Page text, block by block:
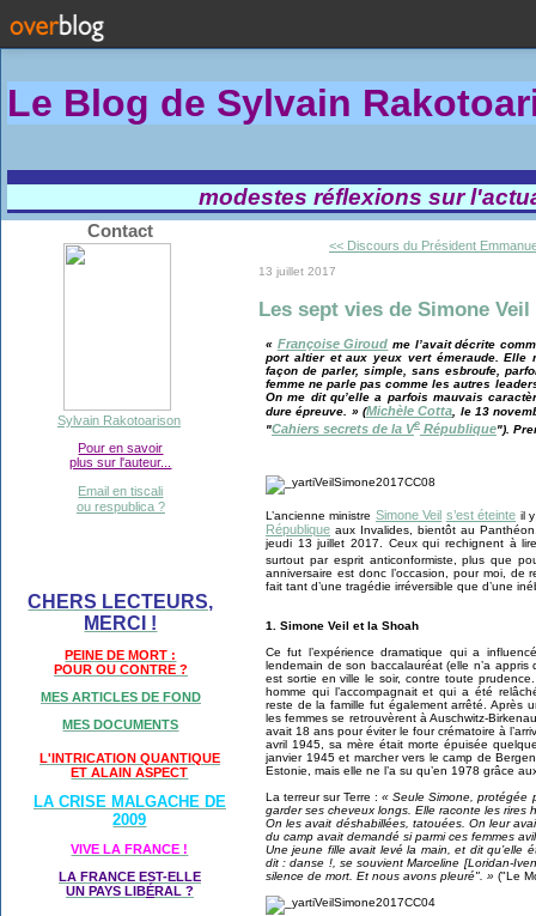
Le Blog de Sylvain Rakotoa
modestes réflexions sur
Contact
Sylvain Rakotoarison
Pour en savoir
plus sur l'auteur...
Email en tiscali
ou respublica ?
CHERS LECTEURS,
MERCI !
PEINE DE MORT :
POUR OU CONTRE ?
MES ARTICLES DE FOND
MES DOCUMENTS
L'INTRICATION QUANTIQUE
ET ALAIN ASPECT
LA CRISE MALGACHE DE
2009
VIVE LA FRANCE !
LA FRANCE EST-ELLE
UN PAYS LIBÉRAL ?
<< Discours du Président
13 juillet 2017
Les sept vies de Simone Veil
« Françoise Giroud me l’avait décrite
port altier et aux yeux vert émeraude. Elle
façon de parler, simple, sans esbroufe,
femme ne parle pas comme les autres
On me dit qu’elle a parfois mauvais
dure épreuve. » (Michèle Cotta , le 13
"Cahiers secrets de la Ve République").
L’ancienne ministre Simone Veil s’est éteinte il
République aux Invalides, bientôt au
jeudi 13 juillet 2017. Ceux qui rechignent à
surtout par esprit anticonformiste, plus que
anniversaire est donc l’occasion, pour moi, de
fait tant d’une tragédie irréversible que d’une
1. Simone Veil et la Shoah
Ce fut l’expérience dramatique qui a
lendemain de son baccalauréat (elle n’a
est sortie en ville le soir, contre toute
homme qui l’accompagnait et qui a été
reste de la famille fut également arrêté. Après
les femmes se retrouvèrent à Auschwitz-
avait 18 ans pour éviter le four crématoire à
avril 1945, sa mère était morte épuisée
janvier 1945 et marcher vers le camp de
Estonie, mais elle ne l’a su qu’en 1978 grâce
La terreur sur Terre :« Seule Simone, protégée
garder ses cheveux longs. Elle raconte les rires
On les avait déshabillées, tatouées. On leur
du camp avait demandé si parmi ces femmes
Une jeune fille avait levé la main, et dit qu’elle
dit : danse !, se souvient Marceline [Loridan-
silence de mort. Et nous avons pleuré". » ("Le